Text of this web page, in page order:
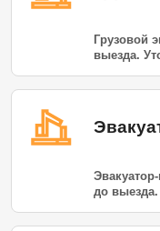
Грузовой
выезда.
до выезда.